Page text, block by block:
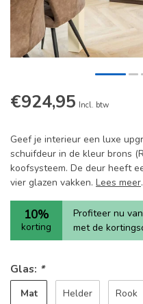
€924,95 Incl. btw
Geef je interieur een luxe
schuifdeur in de kleur brons
koofsysteem. De deur heeft
vier glazen vakken. Lees meer.
10%
korting
Profiteer nu
met de
Glas: *
Mat Helder Rook